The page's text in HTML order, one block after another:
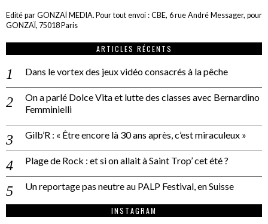
Edité par GONZAÏ MEDIA. Pour tout envoi : CBE, 6 rue André Messager, pour
GONZAÏ, 75018 Paris
ARTICLES RÉCENTS
Dans le vortex des jeux vidéo consacrés à la pêche
On a parlé Dolce Vita et lutte des classes avec Bernardino
Femminielli
Gilb’R : « Être encore là 30 ans après, c’est miraculeux »
Plage de Rock : et si on allait à Saint Trop’ cet été ?
Un reportage pas neutre au PALP Festival, en Suisse
INSTAGRAM